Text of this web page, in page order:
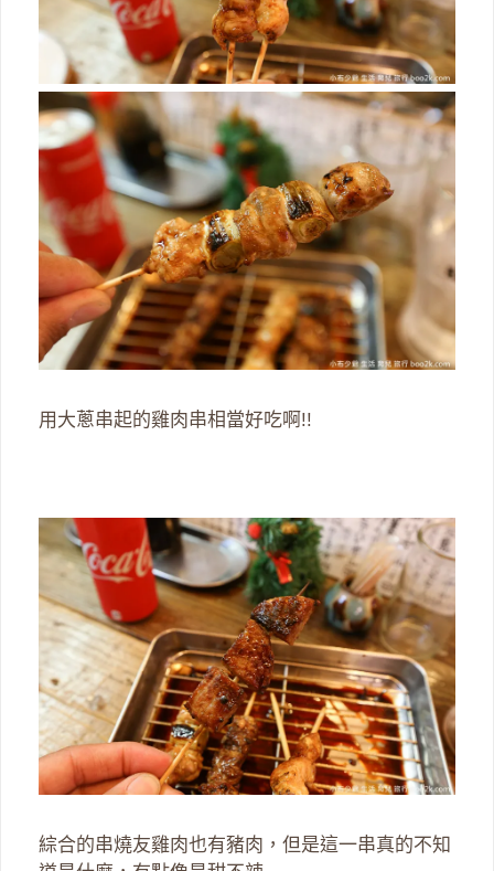
用大蔥串起的雞肉串相當好吃啊!!
綜合的串燒友雞肉也有豬肉，但是這一串真的不知